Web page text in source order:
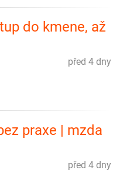
do kmene, až
před 4 dny
praxe | mzda
před 4 dny